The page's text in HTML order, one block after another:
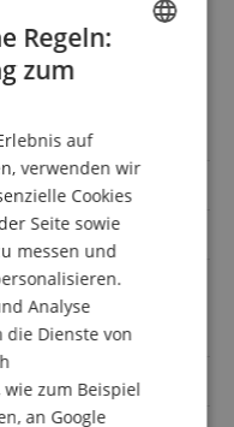
DVD/Medien,
Saiten, Stimmgerät
FRENCH
ITALIAN
SPANISH
Regeln:
zum
auf
verwenden wir
Cookies
Seite sowie
messen und
Analyse
Dienste von
zum Beispiel
an Google